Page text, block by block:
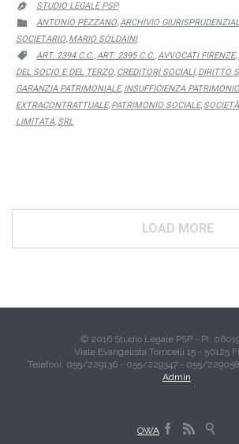

STUDIO LEGALE PSP

CATEGORY
ANTONIO PEZZANO ARCHIVIO
SOCIETARIO MARIO SOLDAINI

CATEGORY
ART. 2394 C.C. ART. 2395 C.C. AVVOCATI FIRENZE,
DEL SOCIO E DEL TERZO CREDITORI SOCIALI, DIRITTO
GARANZIA PATRIMONIALE, INSUFFICIENZA PATRIMONIO
EXTRACONTRATTUALE, PATRIMONIO SOCIALE,
LIMITATA SRL
LOAD MORE
© 2016 Studio Legale PSP - PI:
Viale Evangelista Torricelli 15 - 50125
Telefoni: 055/229136 - 055/229347 - 055/
Admin
OWA   